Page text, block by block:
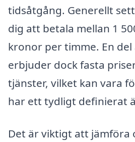
tidsåtgång. Generellt
dig att betala mellan 1
kronor per timme. En
erbjuder dock fasta
tjänster, vilket kan vara
har ett tydligt definierat
Det är viktigt att jämföra